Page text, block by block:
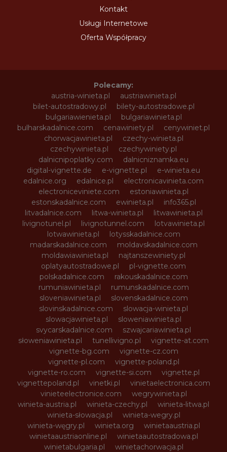
Kontakt
Usługi Internetowe
Oferta Współpracy
Polecamy:
austria-winieta.pl
austriawinieta.pl
bilet-autostradowy.pl
bilety-autostradowe.pl
bulgariawienieta.pl
bulgariawinieta.pl
bulharskadalnice.com
cenawiniety.pl
cenywiniet.pl
chorwacjawinieta.pl
czechy-winieta.pl
czechywinieta.pl
czechywiniety.pl
dalnicnipoplatky.com
dalnicniznamka.eu
digital-vignette.de
e-vignette.pl
e-winieta.eu
edalnice.org
edalnice.pl
electronicavinieta.com
electroniceviniete.com
estoniawinieta.pl
estonskadalnice.com
ewinieta.pl
info365.pl
litvadalnice.com
litwa-winieta.pl
litwawinieta.pl
livignotunel.pl
livignotunnel.com
lotvawinieta.pl
lotwawinieta.pl
lotysskadalnice.com
madarskadalnice.com
moldavskadalnice.com
moldawiawinieta.pl
najtanszewiniety.pl
oplatyautostradowe.pl
pl-vignette.com
polskadalnice.com
rakouskadalnice.com
rumuniawinieta.pl
rumunskadalnice.com
sloveniawinieta.pl
slovenskadalnice.com
slovinskadalnice.com
slowacja-winieta.pl
slowacjawinieta.pl
sloweniawinieta.pl
svycarskadalnice.com
szwajcariawinieta.pl
słoweniawinieta.pl
tunellivigno.pl
vignette-at.com
vignette-bg.com
vignette-cz.com
vignette-pl.com
vignette-poland.pl
vignette-ro.com
vignette-si.com
vignette.pl
vignettepoland.pl
vinetki.pl
vinietaelectronica.com
vinieteelectronice.com
wegrywinieta.pl
winieta-austria.pl
winieta-czechy.pl
winieta-litwa.pl
winieta-słowacja.pl
winieta-wegry.pl
winieta-węgry.pl
winieta.org
winietaaustria.pl
winietaaustriaonline.pl
winietaautostradowa.pl
winietabulgaria.pl
winietachorwacja.pl